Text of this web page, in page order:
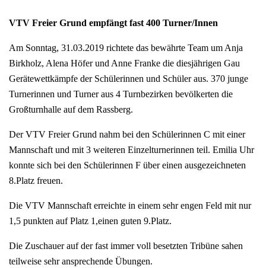
VTV Freier Grund empfängt fast 400 Turner/Innen
Am Sonntag, 31.03.2019 richtete das bewährte Team um Anja
Birkholz, Alena Höfer und Anne Franke die diesjährigen Gau
Gerätewettkämpfe der Schülerinnen und Schüler aus. 370 junge
Turnerinnen und Turner aus 4 Turnbezirken bevölkerten die
Großturnhalle auf dem Rassberg.
Der VTV Freier Grund nahm bei den Schülerinnen C mit einer
Mannschaft und mit 3 weiteren Einzelturnerinnen teil. Emilia Uhr
konnte sich bei den Schülerinnen F über einen ausgezeichneten
8.Platz freuen.
Die VTV Mannschaft erreichte in einem sehr engen Feld mit nur
1,5 punkten auf Platz 1,einen guten 9.Platz.
Die Zuschauer auf der fast immer voll besetzten Tribüne sahen
teilweise sehr ansprechende Übungen.